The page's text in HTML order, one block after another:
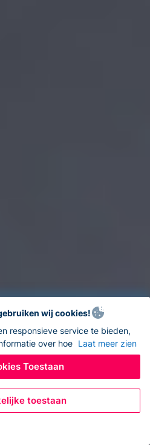
wij cookies!
responsieve service te bieden,
over hoe Laat meer zien
Toestaan
toestaan